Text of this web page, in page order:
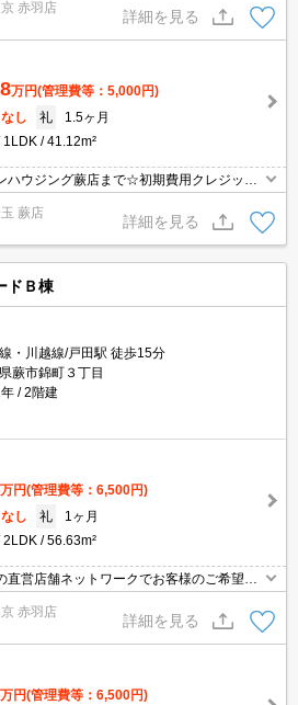
赤羽店
詳細を見る
万円(管理費等：5,000円)
なし 礼
1.5ヶ月
1LDK 41.12m²
ウジング蕨店まで☆初期費用クレジット
内見・契約もお気軽にご相談ください！
蕨店
詳細を見る
ドＢ棟
・川越線/戸田駅 徒歩15分
蕨市錦町３丁目
2階建
万円(管理費等：6,500円)
なし 礼
1ヶ月
2LDK 56.63m²
直営店舗ネットワークでお客様のご希望に
せて頂きます☆賃貸市場に出ている情報を
相談下さい♪
赤羽店
詳細を見る
万円(管理費等：6,500円)